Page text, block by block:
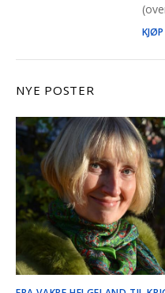
KJØP
NYE POSTER